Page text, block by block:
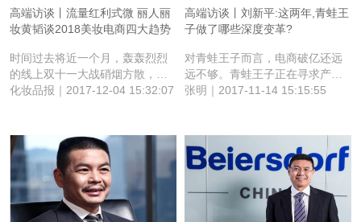
高端访谈丨流量红利式微 丽人丽
妆黄韬谈2018美妆电商四大趋势
时间过去将近一个月，轰轰烈烈
的线上双十一大战硝烟方散，
《化妆品报》独家专访了丽人丽
市场未来机会所在。
化妆品报｜2017-12-04 15:32:07
高端访谈丨刘新平:这两年,青蛙王
子做了哪些深度变革?
对青蛙王子而言，电商破亿还远
远不够。青蛙王子正在寻求产
品、渠道、供应等更加深层次的
张明｜2017-11-14 15:15:55